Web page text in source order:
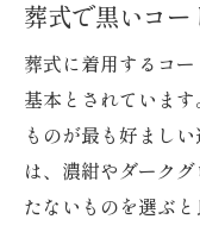
ダウンジ
冬の通夜で
冬の通夜
女性の
葬式で厚
お通夜で
葬式で黒いコー
葬式に着用するコ
基本とされていま
ものが最も好まし
は、濃紺やダーク
たないものを選ぶと